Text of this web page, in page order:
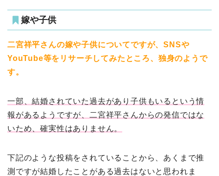
嫁や子供
二宮祥平さんの嫁や子供についてですが、SNSや
YouTube等をリサーチしてみたところ、独身のようで
す。
一部、結婚されていた過去があり子供もいるという情
報があるようですが、二宮祥平さんからの発信ではな
いため、確実性はありません。
下記のような投稿をされていることから、あくまで推
測ですが結婚したことがある過去はないと思われま